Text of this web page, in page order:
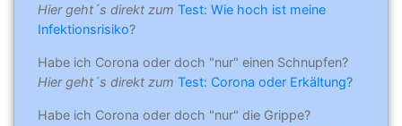
Hier geht´s direkt zum Test: Wie hoch ist meine
Infektionsrisiko?
Habe ich Corona oder doch "nur" einen Schnupfen?
Hier geht´s direkt zum Test: Corona oder Erkältung?
Habe ich Corona oder doch "nur" die Grippe?